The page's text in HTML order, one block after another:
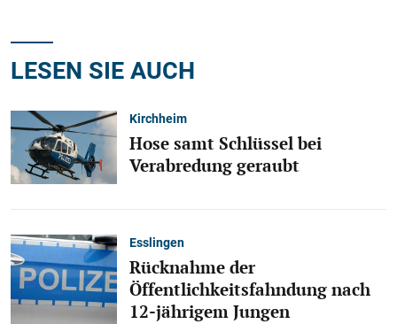
LESEN SIE AUCH
Kirchheim
Hose samt Schlüssel bei
Verabredung geraubt
Esslingen
Rücknahme der
Öffentlichkeitsfahndung nach
12-jährigem Jungen